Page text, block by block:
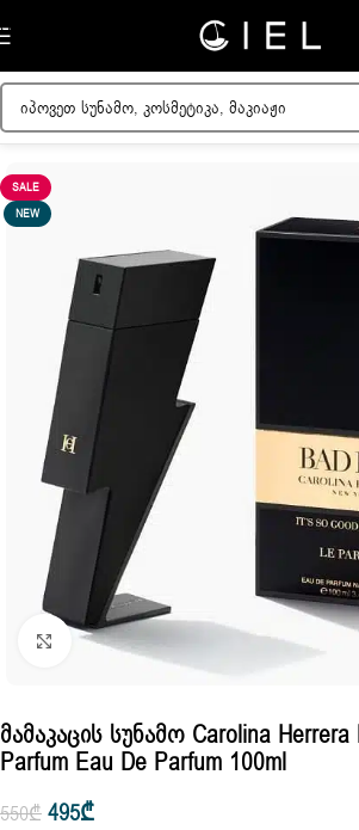
Skip to navigation
მთავარი/მამაკაცის სუნამოები
SALE
NEW
Click to enlarge
Მამაკაცის Სუნამო Carolina
Parfum Eau De Parfum 100ml
550₾ 495₾